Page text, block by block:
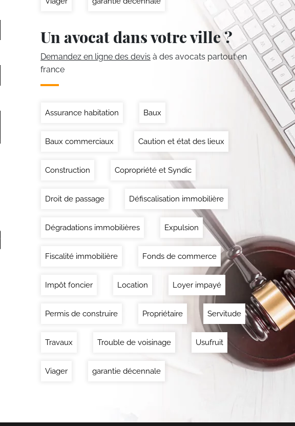
Un avocat dans votre ville ?
Demandez en ligne des devis à des avocats partout en
france
Assurance habitation Baux
Baux commerciaux Caution et état des lieux
Construction Copropriété et Syndic
Droit de passage Défiscalisation immobilière
Dégradations immobilières Expulsion
Fiscalité immobilière Fonds de commerce
Impôt foncier Location Loyer impayé
Permis de construire Propriétaire Servitude
Travaux Trouble de voisinage Usufruit
Viager garantie décennale